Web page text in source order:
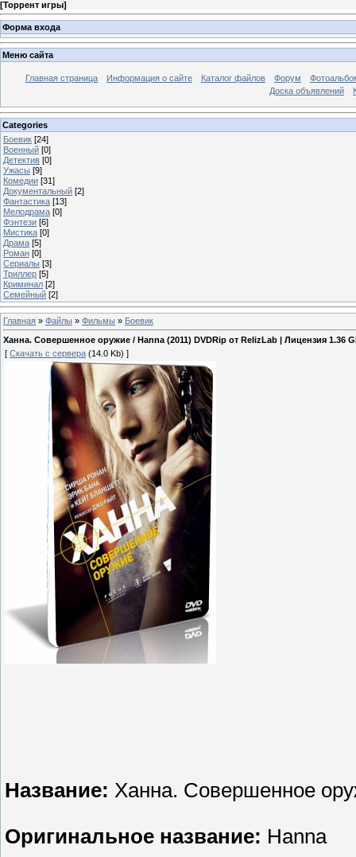
[Торрент игры]
Форма входа
Меню сайта
Главная страница Информация о сайте Каталог файлов Форум
Доска объявлений
Categories
Боевик [24]
Военный [0]
Детектив [0]
Ужасы [9]
Комедии [31]
Документальный [2]
Фантастика [13]
Мелодрама [0]
Фэнтези [6]
Мистика [0]
Драма [5]
Роман [0]
Сериалы [3]
Триллер [5]
Криминал [2]
Семейный [2]
Главная » Файлы » Фильмы » Боевик
Ханна. Совершенное оружие / Hanna (2011) DVDRip от RelizLab | Лицензия 1.36
[ Скачать с сервера (14.0 Kb) ]
Название: Ханна. Совершенное
Оригинальное название: Hanna